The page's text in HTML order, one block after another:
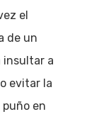
el
de un
insultar a
evitar la
puño en